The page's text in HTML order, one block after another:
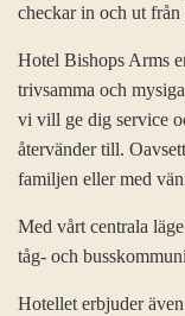
checkar in och ut från
Hotel Bishops Arms
trivsamma och
vi vill ge dig service
återvänder till.
familjen eller med
Med vårt centrala
tåg- och
Hotellet erbjuder